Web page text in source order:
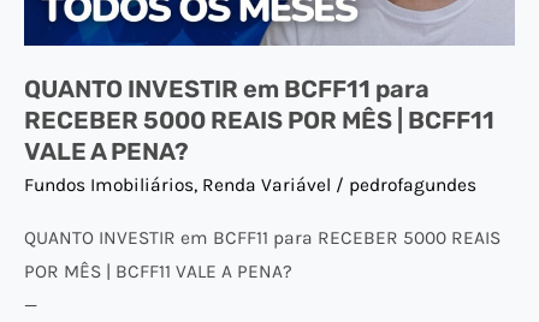
QUANTO INVESTIR em BCFF11 para
RECEBER 5000 REAIS POR MÊS | BCFF11
VALE A PENA?
Fundos Imobiliários, Renda Variável / pedrofagundes
QUANTO INVESTIR em BCFF11 para RECEBER 5000 REAIS
POR MÊS | BCFF11 VALE A PENA?
—
REAIS
MÊS
BCFF11
VALE